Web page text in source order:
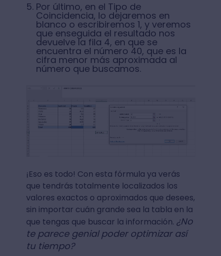
Por último, en el Tipo de
Coincidencia, lo dejaremos en
blanco o escribiremos 1, y veremos
que enseguida el resultado nos
devuelve la fila 4, en que se
encuentra el número 40, que es la
cifra menor más aproximada al
número que buscamos.
¡Eso es todo! Con esta fórmula ya verás
que tendrás totalmente localizados los
valores exactos o aproximados que desees,
sin importar cuán grande sea la tabla en la
que tengas que buscar la información. ¿No
te parece genial poder optimizar así
tu tiempo?